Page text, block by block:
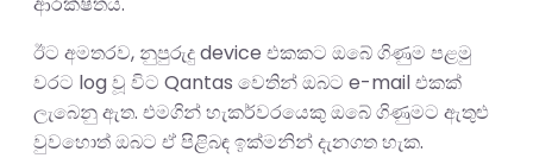
ඊට අමතරව, නුපුරුදු device එකකට ඔබේ ගිණුම පළමු
වරට log වූ විට Qantas වෙතින් ඔබට e-mail එකක්
ලැබෙනු ඇත. එමගින් හැකර්වරයෙකු ඔබේ ගිණුමට ඇතුළු
වුවහොත් ඔබට ඒ පිළිබඳ ඉක්මනින් දැනගත හැක.